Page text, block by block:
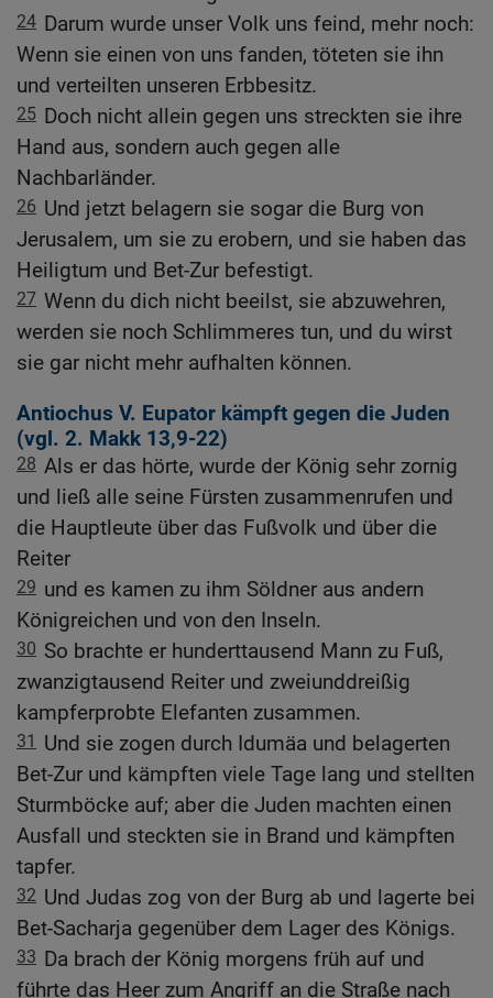
24 Darum wurde unser Volk uns feind, mehr noch:
Wenn sie einen von uns fanden, töteten sie ihn
und verteilten unseren Erbbesitz.
25 Doch nicht allein gegen uns streckten sie ihre
Hand aus, sondern auch gegen alle
Nachbarländer.
26 Und jetzt belagern sie sogar die Burg von
Jerusalem, um sie zu erobern, und sie haben das
Heiligtum und Bet-Zur befestigt.
27 Wenn du dich nicht beeilst, sie abzuwehren,
werden sie noch Schlimmeres tun, und du wirst
sie gar nicht mehr aufhalten können.
Antiochus V. Eupator kämpft gegen die Juden
(vgl. 2. Makk 13,9-22)
28 Als er das hörte, wurde der König sehr zornig
und ließ alle seine Fürsten zusammenrufen und
die Hauptleute über das Fußvolk und über die
Reiter
29 und es kamen zu ihm Söldner aus andern
Königreichen und von den Inseln.
30 So brachte er hunderttausend Mann zu Fuß,
zwanzigtausend Reiter und zweiunddreißig
kampferprobte Elefanten zusammen.
31 Und sie zogen durch Idumäa und belagerten
Bet-Zur und kämpften viele Tage lang und stellten
Sturmböcke auf; aber die Juden machten einen
Ausfall und steckten sie in Brand und kämpften
tapfer.
32 Und Judas zog von der Burg ab und lagerte bei
Bet-Sacharja gegenüber dem Lager des Königs.
33 Da brach der König morgens früh auf und
führte das Heer zum Angriff an die Straße nach